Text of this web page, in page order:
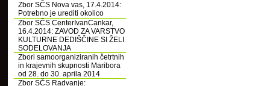
Zbor SČS Nova vas, 17.4.2014:
Potrebno je urediti okolico
Zbor SČS CenterIvanCankar,
16.4.2014: ZAVOD ZA VARSTVO
KULTURNE DEDIŠČINE SI ŽELI
SODELOVANJA
Zbori samoorganiziranih četrtnih
in krajevnih skupnosti Maribora
od 28. do 30. aprila 2014
Zbor SČS Radvanje: